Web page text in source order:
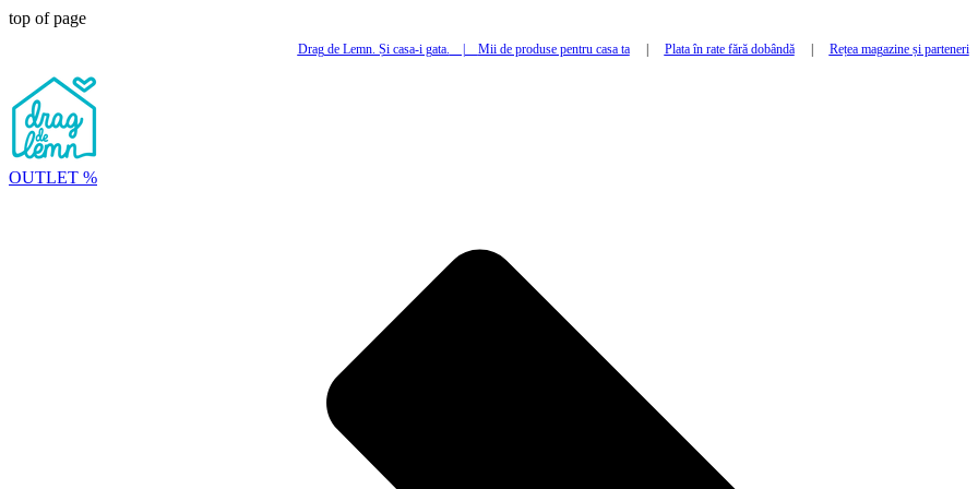
top of page
Drag de Lemn. Și casa-i gata. Mii de produse pentru casa ta| Plata în rate fără dobândă| Rețea magazine și parteneri
OUTLET %